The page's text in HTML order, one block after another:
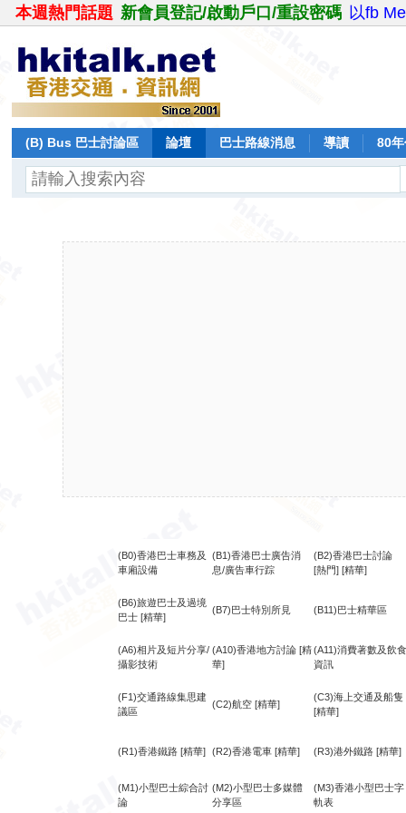
本週熱門話題 新會員登記/啟動戶口/重設密碼 以fb
(B) Bus 巴士討論區 論壇 巴士路線消息 導讀 80
(B0)香港巴士車務及
車廂設備
(B1)香港巴士廣告消
息/廣告車行踪
(B2)香港巴士討論
[熱門] [精華]
(B6)旅遊巴士及過境
巴士 [精華]
(B7)巴士特別所見 (B11)巴士精華區
(A6)相片及短片分享/
攝影技術
(A10)香港地方討論 [精
華]
(A11)消費著數及飲食
資訊
(F1)交通路線集思建
議區
(C2)航空 [精華]
(C3)海上交通及船隻
[精華]
(R1)香港鐵路 [精華] (R2)香港電車 [精華] (R3)港外鐵路 [精華]
(M1)小型巴士綜合討
論
(M2)小型巴士多媒體
分享區
(M3)香港小型巴士字
軌表